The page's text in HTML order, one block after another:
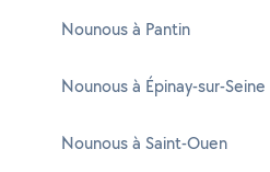
Nounous à Pantin
Nounous à Épinay-sur-Seine
Nounous à Saint-Ouen